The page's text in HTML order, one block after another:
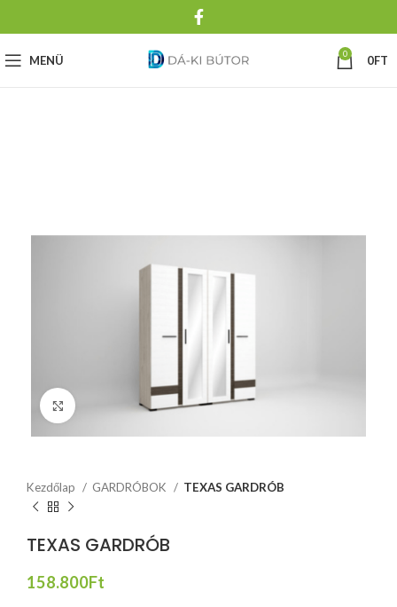
MENÜ 0 0FT
Click to enlarge
Kezdőlap GARDRÓBOK TEXAS GARDRÓB
TEXAS GARDRÓB
158.800Ft